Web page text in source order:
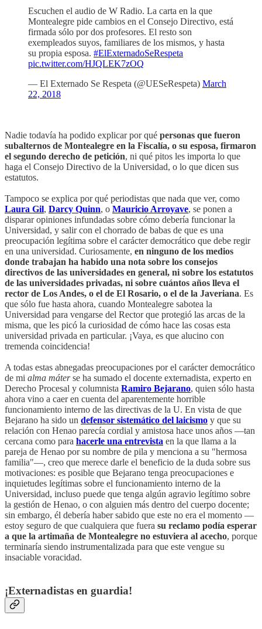
Escuchen el audio de W Radio. La carta en la que
Montealegre pide cambios en el Consejo Directivo, está
firmada sólo por dos profesores. El resto son
exempleados suyos, familiares de los mismos, y hasta
su propia esposa. #ElExternadoSeRespeta
pic.twitter.com/HJQLEK7zOQ
— El Externado Se Respeta (@UESeRespeta) March
22, 2018
Nadie todavía ha podido explicar por qué personas que fueron
subalternos de Montealegre en la Fiscalía, o su esposa, firmaron
el segundo derecho de petición, ni qué pitos les importa lo que
haga el Consejo Directivo de la Universidad, o lo que dicen sus
estatutos.
Tampoco se explica por qué periodistas que nada que ver, como
Laura Gil, Darcy Quinn, o Mauricio Arroyave, se ponen a
disparar opiniones infundadas sobre cómo debería funcionar la
Universidad, y salir con el chorrado de babas de que es una
preocupación legítima sobre el carácter democrático que debe regir
en una universidad. Curiosamente, en ninguno de los medios
donde trabajan ha habido una nota sobre los consejos
directivos de las universidades en general, ni sobre los estatutos
de las universidades privadas, ni sobre cuántos años lleva el
rector de Los Andes, o el de El Rosario, o el de la Javeriana. Es
que sólo fue hasta ahora, cuando Montealegre sabotea la
Universidad para vengarse del Rector que protegió las arcas de la
misma, que les picó la curiosidad de cómo hace las cosas esta
universidad privada en particular. ¡Vaya, es que alucino con
tremenda coincidencia!
A todas estas abnegadas preocupaciones por el carácter democrático
de mi alma máterse ha sumado el docente externadista, experto en
Derecho Procesal y columnista Ramiro Bejarano, quien sólo hasta
ahora vino a caer en cuenta del aparentemente horrible
funcionamiento interno de las directivas de la U. En vista de que
Bejarano ha sido un defensor sistemático del laicismo y que su
relación con Henao parecía cordial y amistosa hace unos años —tan
cercana como para hacerle una entrevista en la que llama a la
pareja de Henao por su nombre de pila y menciona a su "hermosa
familia"—, creo que merece darle el beneficio de la duda sobre sus
motivaciones: es posible que Bejarano tenga preocupaciones e
inquietudes legítimas sobre el funcionamiento interno de la
Universidad, incluso puede que tenga algún agravio legítimo sobre
la gestión de Henao, o con alguien más dentro del cuerpo docente;
sin embargo, él debería haber sabido que este no era el momento —
estoy seguro de que cualquiera que fuera su reclamo podía esperar
a que la artimaña de Montealegre no estuviera al acecho, porque
terminaría siendo instrumentalizada para que este vengue su
insaciable voracidad.
¡Externadistas en guardia!